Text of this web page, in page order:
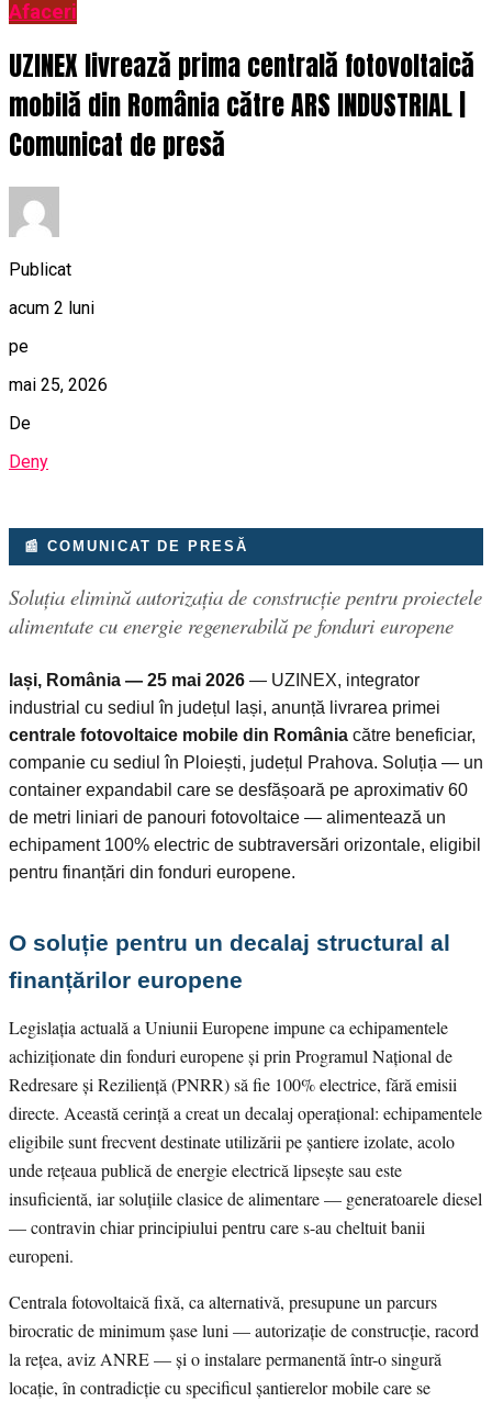
Afaceri
UZINEX livrează prima centrală fotovoltaică
mobilă din România către ARS INDUSTRIAL |
Comunicat de presă
Publicat
acum 2 luni
pe
mai 25, 2026
De
Deny
📰 COMUNICAT DE PRESĂ
Soluția elimină autorizația de construcție pentru proiectele
alimentate cu energie regenerabilă pe fonduri europene
Iași, România — 25 mai 2026 — UZINEX, integrator
industrial cu sediul în județul Iași, anunță livrarea primei
centrale fotovoltaice mobile din România către beneficiar,
companie cu sediul în Ploiești, județul Prahova. Soluția — un
container expandabil care se desfășoară pe aproximativ 60
de metri liniari de panouri fotovoltaice — alimentează un
echipament 100% electric de subtraversări orizontale, eligibil
pentru finanțări din fonduri europene.
O soluție pentru un decalaj structural al
finanțărilor europene
Legislația actuală a Uniunii Europene impune ca echipamentele
achiziționate din fonduri europene și prin Programul Național de
Redresare și Reziliență (PNRR) să fie 100% electrice, fără emisii
directe. Această cerință a creat un decalaj operațional: echipamentele
eligibile sunt frecvent destinate utilizării pe șantiere izolate, acolo
unde rețeaua publică de energie electrică lipsește sau este
insuficientă, iar soluțiile clasice de alimentare — generatoarele diesel
— contravin chiar principiului pentru care s-au cheltuit banii
europeni.
Centrala fotovoltaică fixă, ca alternativă, presupune un parcurs
birocratic de minimum șase luni — autorizație de construcție, racord
la rețea, aviz ANRE — și o instalare permanentă într-o singură
locație, în contradicție cu specificul șantierelor mobile care se